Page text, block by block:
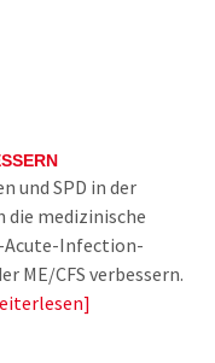
und SPD in der
die medizinische
Acute-Infection-
ME/CFS verbessern.